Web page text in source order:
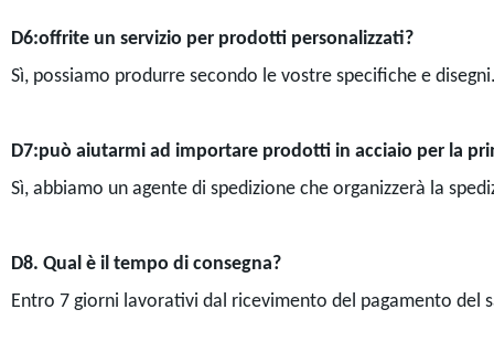
D6:offrite un servizio per prodotti personalizzati?
Sì, possiamo produrre secondo le vostre specifiche e
D7:può aiutarmi ad importare prodotti in acciaio per la
Sì, abbiamo un agente di spedizione che organizzerà la
D8. Qual è il tempo di consegna?
Entro 7 giorni lavorativi dal ricevimento del pagamento del